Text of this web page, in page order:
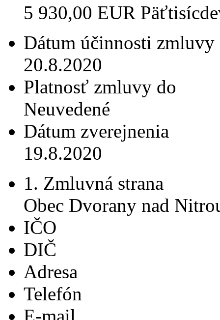
5 930,00 EUR
Dátum účinnosti zmluvy
20.8.2020
Platnosť zmluvy do
Neuvedené
Dátum zverejnenia
19.8.2020
1. Zmluvná strana
Obec Dvorany nad
IČO
DIČ
Adresa
Telefón
E-mail